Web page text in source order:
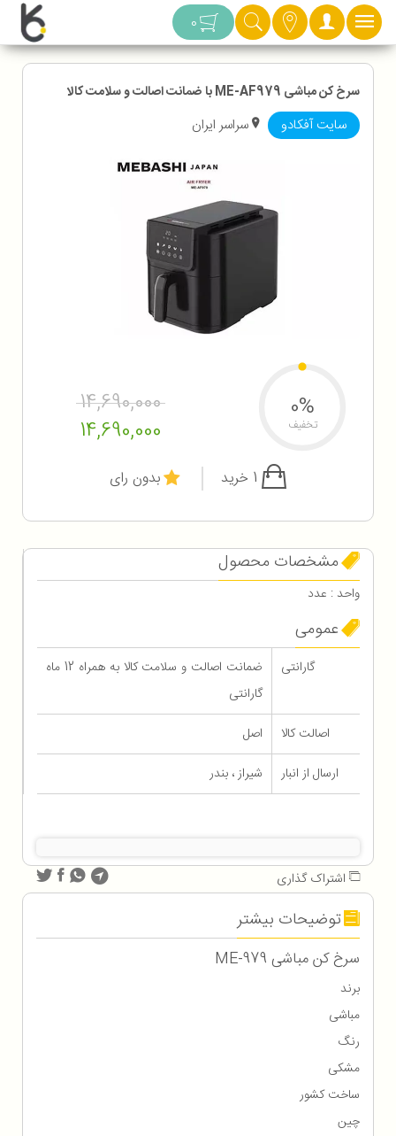
دسته بندی 0
سرخ کن مباشی ME-AF979 با ضمانت اصالت و سلامت کالا
سایت آفکادو سراسر ایران
14,690,000
14,690,000
0%
تخفیف
بدون رای
مشخصات محصول
واحد : عدد
عمومی
گارانتی
ضمانت اصالت و سلامت کالا به همراه 12 ماه
گارانتی
اصالت کالا
اصل
ارسال از انبار
شیراز ، بندر
اشتراک گذاری
توضیحات بیشتر
سرخ کن مباشی ME-979
برند
مباشی
رنگ
مشکی
ساخت کشور
چین